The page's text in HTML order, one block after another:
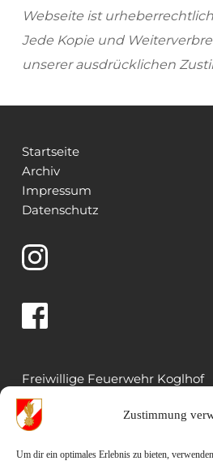
Zustimmung
Um dir ein optimales Erlebnis zu bieten,
Webseite ist
Jede Kopie und
unserer ausdrücklichen
Startseite
Archiv
Impressum
Datenschutz
Freiwillige Feuerwehr Koglhof
Koglhof 33
8191 Birkfeld
Rüsthaus: 03174 5022